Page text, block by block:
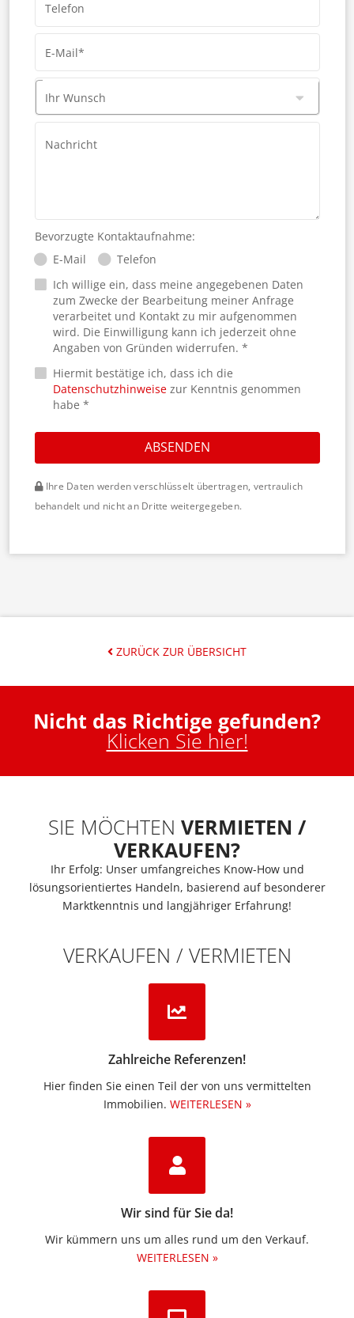
Telefon
E-Mail*
Ihr Wunsch
Nachricht
Bevorzugte Kontaktaufnahme:
E-Mail
Telefon
Ich willige ein, dass meine angegebenen Daten
zum Zwecke der Bearbeitung meiner Anfrage
verarbeitet und Kontakt zu mir aufgenommen
wird. Die Einwilligung kann ich jederzeit ohne
Angaben von Gründen widerrufen. *
Hiermit bestätige ich, dass ich die
Datenschutzhinweisezur Kenntnis genommen
habe *
ABSENDEN
Ihre Daten werden verschlüsselt übertragen, vertraulich
behandelt und nicht an Dritte weitergegeben.
ZURÜCK ZUR ÜBERSICHT
Nicht das Richtige gefunden?
Klicken Sie hier!
SIE MÖCHTEN VERMIETEN /
VERKAUFEN?
Ihr Erfolg: Unser umfangreiches Know-How und
lösungsorientiertes Handeln, basierend auf besonderer
Marktkenntnis und langjähriger Erfahrung!
VERKAUFEN / VERMIETEN
Zahlreiche Referenzen!
Hier finden Sie einen Teil der von uns vermittelten
Immobilien.​ WEITERLESEN »
Wir sind für Sie da!
Wir kümmern uns um alles rund um den Verkauf.
WEITERLESEN »